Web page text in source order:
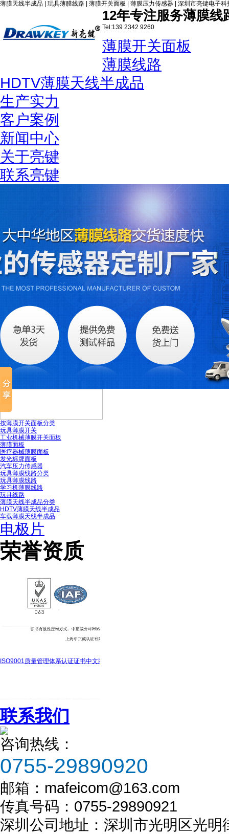
薄膜天线半成品 | 玩具薄膜线路 | 薄膜开关面板 | 薄膜压力传感器 | 深圳市亮键电子科
12年专注服务薄膜线
Tel:139 2342 9260
薄膜开关面板
薄膜线路
HDTV薄膜天线半成品
生产实力
客户案例
新闻中心
关于亮键
联系亮键
按薄膜开关面板分类
玩具薄膜开关
工业机械薄膜开关面板
薄膜面板
医疗器械薄膜面板
发光标牌面板
汽车压力传感器
玩具薄膜线路分类
玩具薄膜线路
学习机薄膜线路
玩具线路
薄膜天线半成品分类
HDTV薄膜天线半成品
车载薄膜天线半成品
电极片
荣誉资质
税务登记证
国税务登记证
ISO9001质量管理体系认证证书中文版
组织机构代码证
联系我们
咨询热线：
0755-29890920
邮箱： mafeicom@163.com
传真号码： 0755-29890921
深圳公司地址：深圳市光明区光